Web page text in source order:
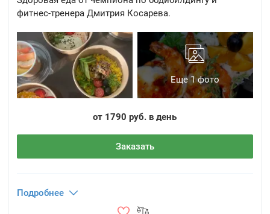
фитнес-тренера Дмитрия Косарева.
Еще 1 фото
от 1790 руб. в день
Заказать
Подробнее